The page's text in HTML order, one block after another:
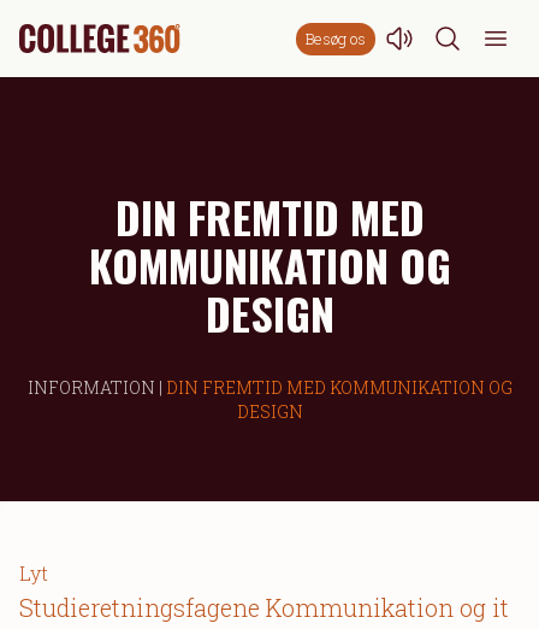
Besøg os
DIN FREMTID MED
KOMMUNIKATION OG
DESIGN
INFORMATION | DIN FREMTID MED KOMMUNIKATION OG
DESIGN
Lyt
Studieretningsfagene Kommunikation og it